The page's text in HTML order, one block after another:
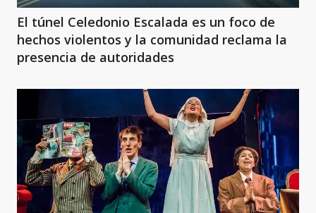
El túnel Celedonio Escalada es un foco de
hechos violentos y la comunidad reclama la
presencia de autoridades